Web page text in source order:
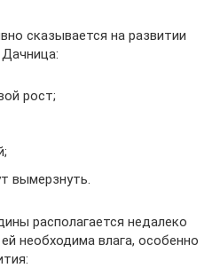
сказывается на развитии
рост;
вымерзнуть.
располагается недалеко
необходима влага, особенно